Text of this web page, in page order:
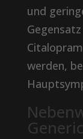
und
werden,
Generic